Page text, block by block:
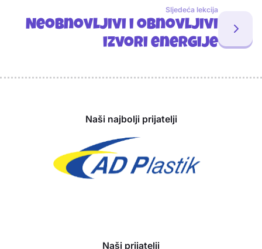
Sljedeća lekcija
Neobnovljivi i obnovljivi
izvori energije
Naši najbolji prijatelji
Naši prijatelji